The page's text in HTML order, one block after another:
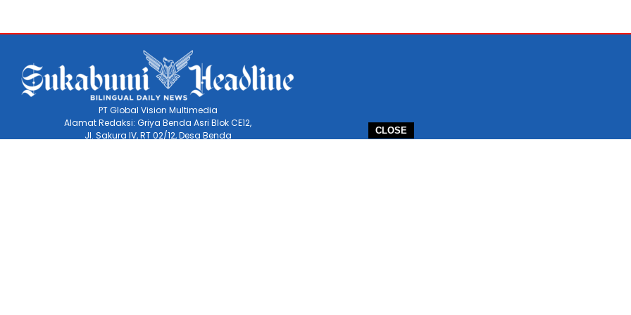
CLOSE
PT Global Vision Multimedia
Alamat Redaksi: Griya Benda Asri Blok CE12,
Jl. Sakura IV, RT 02/12, Desa Benda